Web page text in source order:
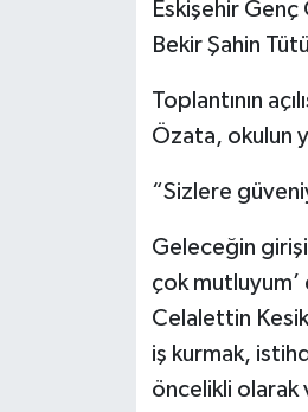
Eskişehir Genç
Bekir Şahin
Toplantının
Özata, okulun
“Sizlere
Geleceğin
çok mutluyum’
Celalettin
iş kurmak,
öncelikli olarak